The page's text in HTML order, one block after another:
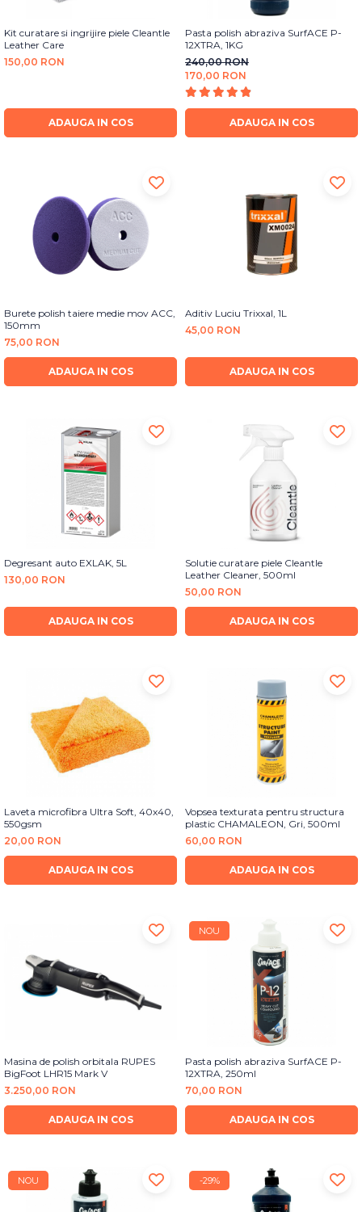
Kit curatare si ingrijire piele Cleantle
Leather Care
150,00 RON
ADAUGA IN COS
Pasta polish abraziva SurfACE P-
12XTRA, 1KG
240,00 RON
170,00 RON
ADAUGA IN COS
Burete polish taiere medie mov ACC,
150mm
75,00 RON
ADAUGA IN COS
Aditiv Luciu Trixxal, 1L
45,00 RON
ADAUGA IN COS
Degresant auto EXLAK, 5L
130,00 RON
ADAUGA IN COS
Solutie curatare piele Cleantle
Leather Cleaner, 500ml
50,00 RON
ADAUGA IN COS
Laveta microfibra Ultra Soft, 40x40,
550gsm
20,00 RON
ADAUGA IN COS
Vopsea texturata pentru structura
plastic CHAMALEON, Gri, 500ml
60,00 RON
ADAUGA IN COS
Masina de polish orbitala RUPES
BigFoot LHR15 Mark V
3.250,00 RON
ADAUGA IN COS
NOU
Pasta polish abraziva SurfACE P-
12XTRA, 250ml
70,00 RON
ADAUGA IN COS
NOU -29%